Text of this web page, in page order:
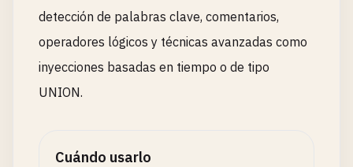
detección de palabras clave, comentarios,
operadores lógicos y técnicas avanzadas como
inyecciones basadas en tiempo o de tipo
UNION.
Cuándo usarlo